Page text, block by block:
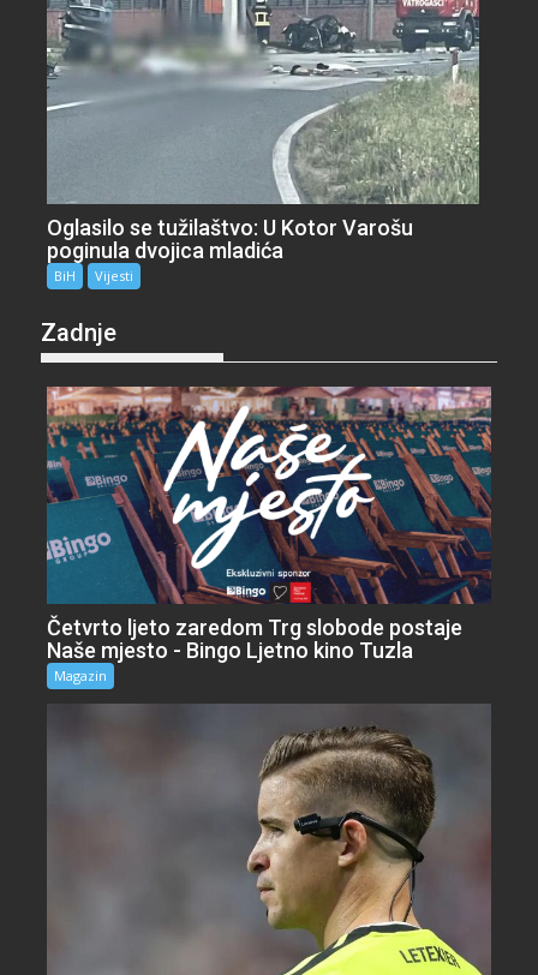
Oglasilo se tužilaštvo: U Kotor Varošu
poginula dvojica mladića
BiH Vijesti
Zadnje
Četvrto ljeto zaredom Trg slobode postaje
Naše mjesto - Bingo Ljetno kino Tuzla
Magazin